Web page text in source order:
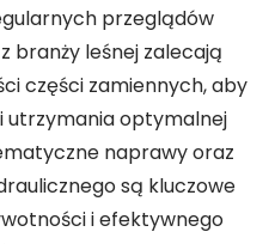
przeglądów
branży leśnej zalecają
części zamiennych, aby
utrzymania optymalnej
naprawy oraz
są kluczowe
i efektywnego